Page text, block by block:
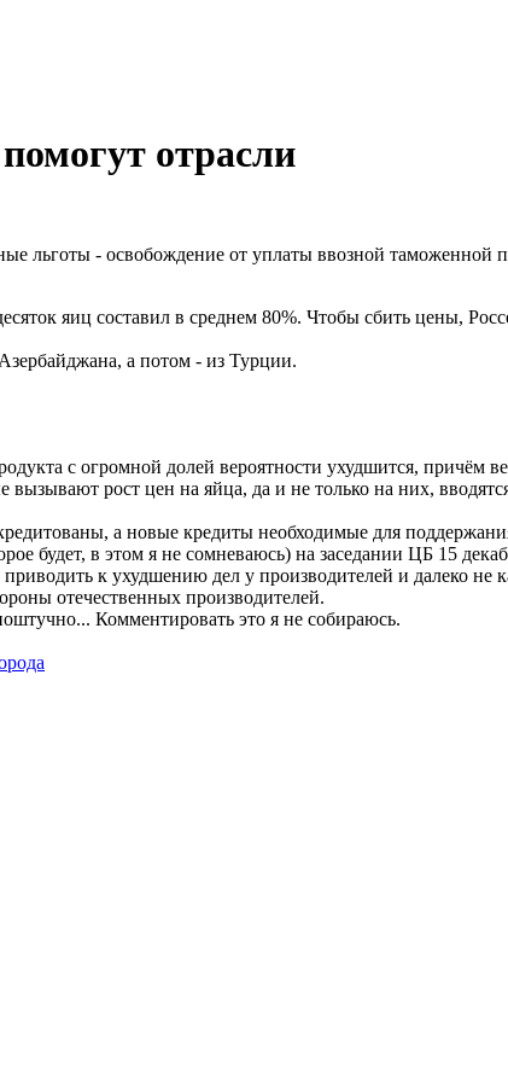
отрасли
льготы - освобождение от уплаты ввозной
яиц составил в среднем 80%. Чтобы сбить цены,
а потом - из Турции.
с огромной долей вероятности ухудшится, причём
рост цен на яйца, да и не только на них,
а новые кредиты необходимые для
будет, в этом я не сомневаюсь) на заседании ЦБ 15
к ухудшению дел у производителей и далеко не
отечественных производителей.
Комментировать это я не собираюсь.